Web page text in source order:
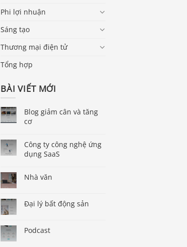
Phi lợi nhuận
Sáng tạo
Thương mại điện tử
Tổng hợp
BÀI VIẾT MỚI
Blog giảm cân và tăng
cơ
Công ty công nghệ ứng
dụng SaaS
Nhà văn
Đại lý bất động sản
Podcast